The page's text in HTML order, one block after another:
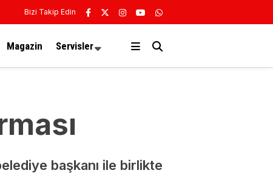
Bizi Takip Edin
Magazin Servisler
başkanı ile birlikte